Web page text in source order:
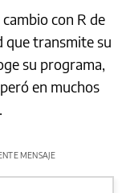
con R de
que transmite su
su programa,
en muchos
MENSAJE